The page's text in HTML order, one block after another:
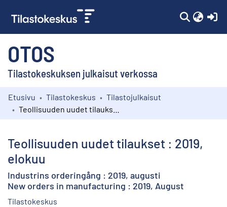
OTOS
Tilastokeskuksen julkaisut verkossa
Kokoelmat
Etusivu Tilastokeskus
Tilastojulkaisut
Teollisuuden uudet tilaukset : 2019,
elokuu
Industrins orderingång : 2019, augusti
New orders in manufacturing : 2019, August
Tilastokeskus